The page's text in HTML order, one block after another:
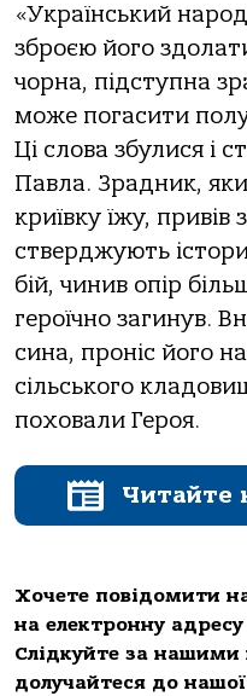
«Український
зброєю його
чорна, підступна
може погасити
Ці слова збулися і
Павла. Зрадник,
криївку їжу, привів
стверджують
бій, чинив опір
героїчно загинув.
сина, проніс його
сільського
поховали Героя.
Читайте
Хочете повідомити
на електронну адресу
Слідкуйте за
долучайтеся до